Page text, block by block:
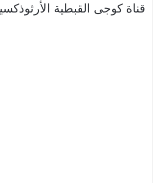
قناة كوجى القبطية